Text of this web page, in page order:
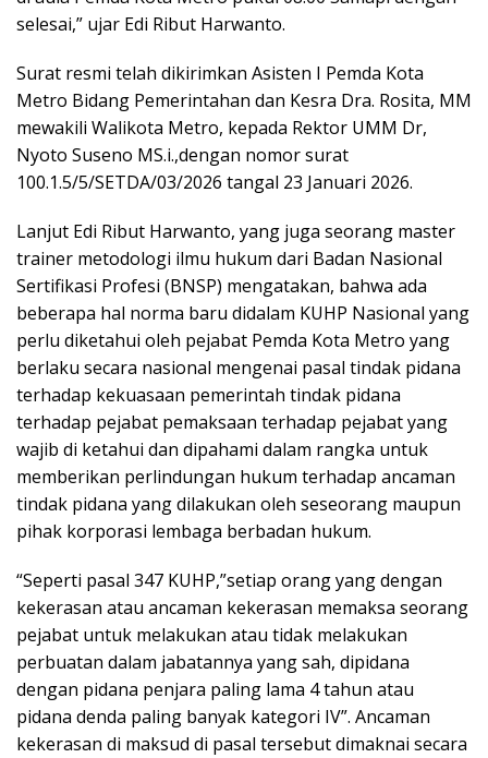
selesai,” ujar Edi Ribut Harwanto.
Surat resmi telah dikirimkan Asisten I Pemda Kota
Metro Bidang Pemerintahan dan Kesra Dra. Rosita, MM
mewakili Walikota Metro, kepada Rektor UMM Dr,
Nyoto Suseno MS.i.,dengan nomor surat
100.1.5/5/SETDA/03/2026 tangal 23 Januari 2026.
Lanjut Edi Ribut Harwanto, yang juga seorang master
trainer metodologi ilmu hukum dari Badan Nasional
Sertifikasi Profesi (BNSP) mengatakan, bahwa ada
beberapa hal norma baru didalam KUHP Nasional yang
perlu diketahui oleh pejabat Pemda Kota Metro yang
berlaku secara nasional mengenai pasal tindak pidana
terhadap kekuasaan pemerintah tindak pidana
terhadap pejabat pemaksaan terhadap pejabat yang
wajib di ketahui dan dipahami dalam rangka untuk
memberikan perlindungan hukum terhadap ancaman
tindak pidana yang dilakukan oleh seseorang maupun
pihak korporasi lembaga berbadan hukum.
“Seperti pasal 347 KUHP,”setiap orang yang dengan
kekerasan atau ancaman kekerasan memaksa seorang
pejabat untuk melakukan atau tidak melakukan
perbuatan dalam jabatannya yang sah, dipidana
dengan pidana penjara paling lama 4 tahun atau
pidana denda paling banyak kategori IV”. Ancaman
kekerasan di maksud di pasal tersebut dimaknai secara